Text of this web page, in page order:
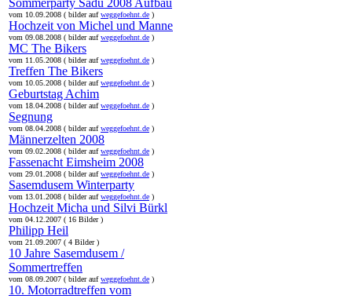
Sommerparty Sadu 2008 Aufbau
vom 10.09.2008 ( bilder aufweggefoehnt.de )
Hochzeit von Michel und Manne
vom 09.08.2008 ( bilder aufweggefoehnt.de )
MC The Bikers
vom 11.05.2008 ( bilder aufweggefoehnt.de )
Treffen The Bikers
vom 10.05.2008 ( bilder aufweggefoehnt.de )
Geburtstag Achim
vom 18.04.2008 ( bilder aufweggefoehnt.de )
Segnung
vom 08.04.2008 ( bilder aufweggefoehnt.de )
Männerzelten 2008
vom 09.02.2008 ( bilder aufweggefoehnt.de )
Fassenacht Eimsheim 2008
vom 29.01.2008 ( bilder aufweggefoehnt.de )
Sasemdusem Winterparty
vom 13.01.2008 ( bilder aufweggefoehnt.de )
Hochzeit Micha und Silvi Bürkl
vom 04.12.2007 ( 16 Bilder )
Philipp Heil
vom 21.09.2007 ( 4 Bilder )
10 Jahre Sasemdusem /
Sommertreffen
vom 08.09.2007 ( bilder aufweggefoehnt.de )
10. Motorradtreffen vom